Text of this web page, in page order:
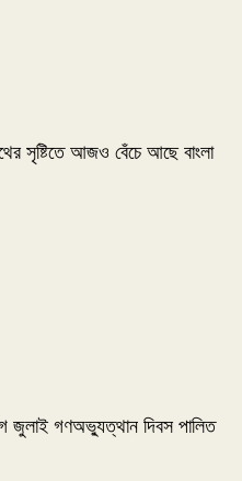
সৃষ্টিতে আজও বেঁচে আছে বাংলা
জুলাই গণঅভ্যুত্থান দিবস পালিত